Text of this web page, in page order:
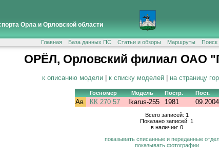
Орла и Орловской области
Главная База данных ПС Статьи и обзоры Маршруты Поиск
ОРЁЛ, Орловский филиал ОАО
к описанию модели к списку моделей на страницу
Госномер Модель Постр. Пост.
Ав КК 270 57 Ikarus-255 1981 09.2004
Всего записей: 1
Показано записей: 1
в наличии: 0
показывать списанные и переданные
показывать фотографии